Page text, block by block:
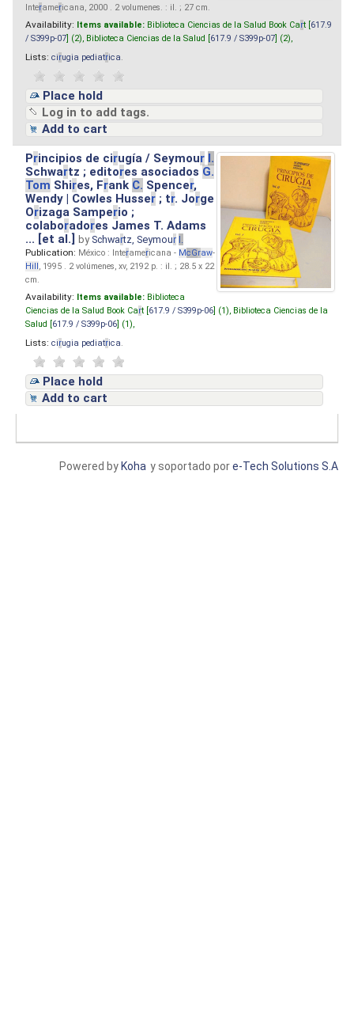
Interamericana, 2000 . 2 volumenes. : il. ; 27 cm.
Availability: Items available: Biblioteca Ciencias de la Salud Book Cart [ 617.9
/ S399p-07 ] (2), Biblioteca Ciencias de la Salud [ 617.9 / S399p-07 ] (2),
Lists: cirugia pediatrica
Place hold
Log in to add tags.
Add to cart
Principios de cirugía / Seymour I.
Schwartz ; editores asociados G.
Tom Shires, Frank C. Spencer,
Wendy | Cowles Husser ; tr. Jorge
Orizaga Samperio ;
colaboradores James T. Adams
... [et al.]by Schwartz, Seymour I.
Publication: México : Interamericana - McGraw-
Hill, 1995 . 2 volúmenes, xv, 2192 p. : il. ; 28.5 x 22
cm.
Availability: Items available: Biblioteca
Ciencias de la Salud Book Cart [ 617.9 / S399p-06 ] (1), Biblioteca Ciencias de la
Salud [ 617.9 / S399p-06 ] (1),
Lists: cirugia pediatrica
Place hold
Add to cart
y soportado pore-Tech Solutions S.A
Powered by Koha